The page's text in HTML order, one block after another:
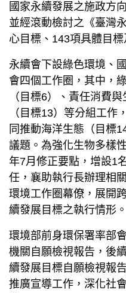
國家永續發展之施政方
並經滾動檢討之《臺灣
心目標、143項具體目標
永續會下設綠色環境、
會四個工作圈，其中，
（目標6）、責任消費
（目標13）等分組工作
同推動海洋生態（目標
議題。為強化生物多樣
年7月修正要點，增設1
任，襄助執行長辦理相
環境工作圈幕僚，展開
續發展目標之執行情形。
環境部前身環保署率部
機關自願檢視報告，後
續發展目標自願檢視報
推廣宣導工作，深化社